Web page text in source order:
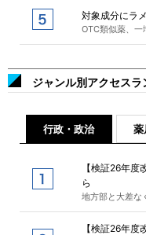
対象成分にラ
OTC類似薬、一
ジャンル別アクセスラ
行政・政治 薬
【検証26年
ら
地方部と大差な
【検証26年